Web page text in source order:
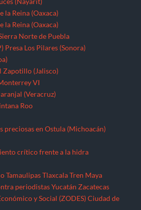
la Reina (Oaxaca)
la Reina (Oaxaca)
Norte de Puebla
Presa Los Pilares (Sonora)
Zapotillo (Jalisco)
VI
(Veracruz)
Roo
preciosas en Ostula (Michoacán)
crítico frente a la hidra
Tamaulipas Tlaxcala Tren Maya
periodistas Yucatán Zacatecas
y Social (ZODES) Ciudad de